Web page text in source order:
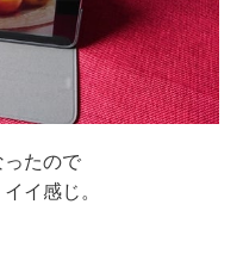
ったので
イ感じ。